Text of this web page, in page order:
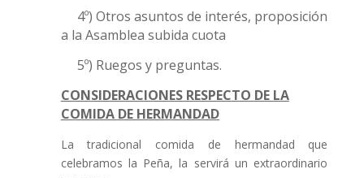
4º) Otros asuntos de interés, proposición
a la Asamblea subida cuota
5º) Ruegos y preguntas.
CONSIDERACIONES RESPECTO DE LA
COMIDA DE HERMANDAD
La tradicional comida de hermandad que
celebramos la Peña, la servirá un extraordinario